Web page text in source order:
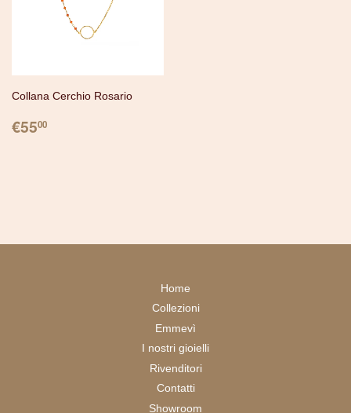
Collana Cerchio Rosario
PREZZO
€5500
Home
Collezioni
Emmevì
I nostri gioielli
Rivenditori
Contatti
Showroom